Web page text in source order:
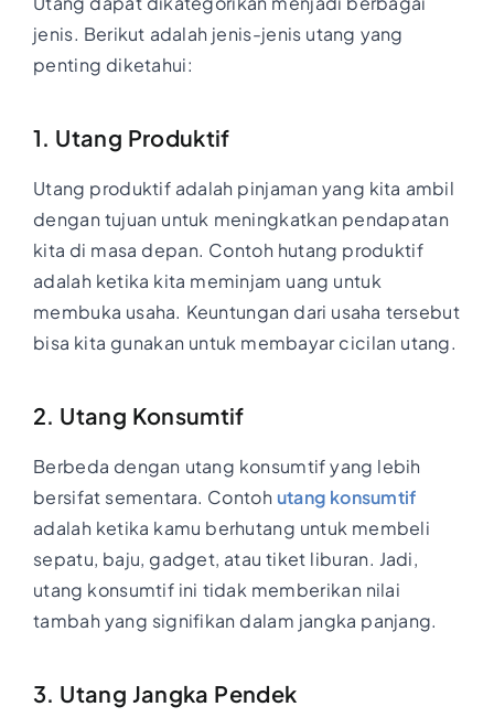
jenis. Berikut adalah jenis-jenis utang yang
penting diketahui:
1. Utang Produktif
Utang produktif adalah pinjaman yang kita ambil
dengan tujuan untuk meningkatkan pendapatan
kita di masa depan. Contoh hutang produktif
adalah ketika kita meminjam uang untuk
membuka usaha. Keuntungan dari usaha tersebut
bisa kita gunakan untuk membayar cicilan utang.
2. Utang Konsumtif
Berbeda dengan utang konsumtif yang lebih
bersifat sementara. Contoh utang konsumtif
adalah ketika kamu berhutang untuk membeli
sepatu, baju, gadget, atau tiket liburan. Jadi,
utang konsumtif ini tidak memberikan nilai
tambah yang signifikan dalam jangka panjang.
3. Utang Jangka Pendek